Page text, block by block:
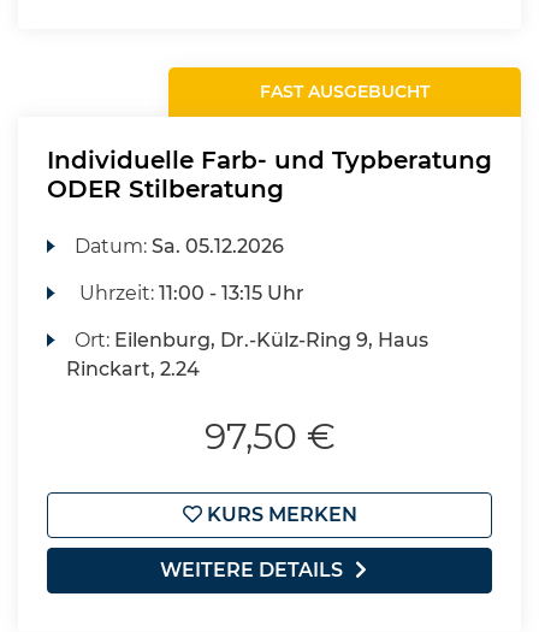
FAST AUSGEBUCHT
Individuelle Farb- und Typberatung
ODER Stilberatung
Datum:Sa. 05.12.2026
Uhrzeit:11:00 - 13:15 Uhr
Ort: Eilenburg, Dr.-Külz-Ring 9, Haus
Rinckart, 2.24
97,50 €
KURS MERKEN
WEITERE DETAILS